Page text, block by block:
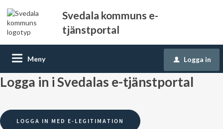
Svedala kommuns e-
tjänstportal
Meny u Logga in
Logga in i Svedalas e-tjänstportal